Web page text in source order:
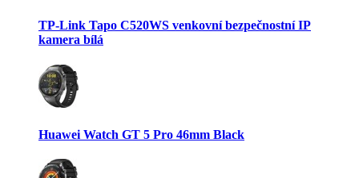
TP-Link Tapo C520WS venkovní bezpečnostní IP
kamera bílá
Huawei Watch GT 5 Pro 46mm Black